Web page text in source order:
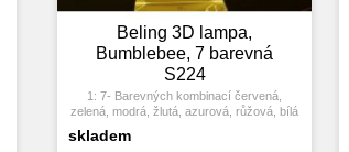
Beling 3D lampa,
Bumblebee, 7 barevná
S224
1: 7- Barevných kombinací červená,
zelená, modrá, žlutá, azurová, růžová, bílá
rozsvítí jedna barva, stisknutím tlačítka se
skladem